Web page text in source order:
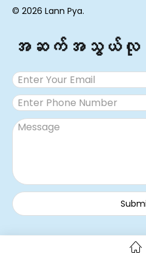
© 2026 Lann Pya.
အဆက်အသွယ်